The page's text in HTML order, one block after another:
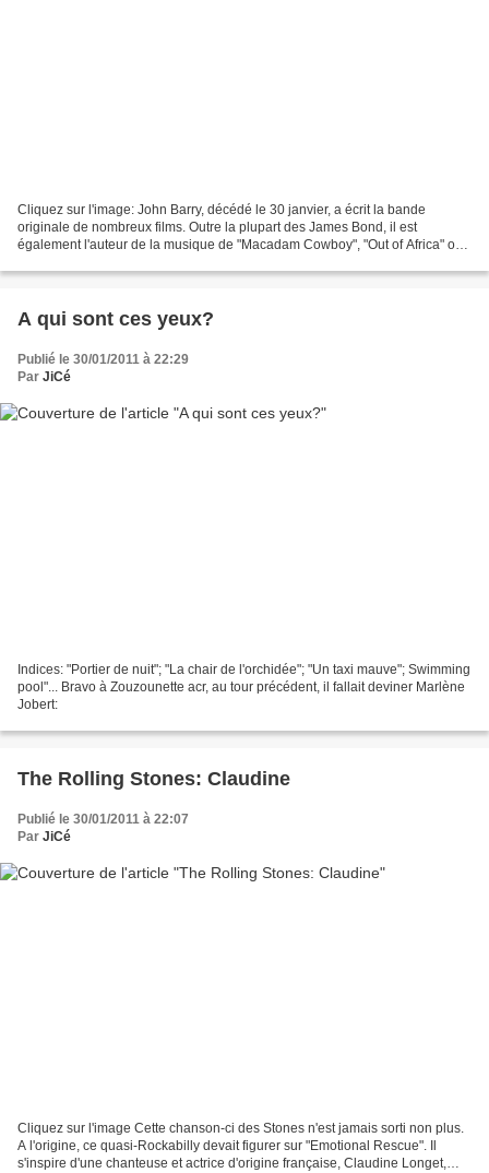
Cliquez sur l'image: John Barry, décédé le 30 janvier, a écrit la bande
originale de nombreux films. Outre la plupart des James Bond, il est
également l'auteur de la musique de "Macadam Cowboy", "Out of Africa" ou
A qui sont ces yeux?
Publié le 30/01/2011 à 22:29
Par JiCé
Indices: "Portier de nuit"; "La chair de l'orchidée"; "Un taxi mauve"; Swimming
pool"... Bravo à Zouzounette acr, au tour précédent, il fallait deviner Marlène
Jobert:
The Rolling Stones: Claudine
Publié le 30/01/2011 à 22:07
Par JiCé
Cliquez sur l'image Cette chanson-ci des Stones n'est jamais sorti non plus.
A l'origine, ce quasi-Rockabilly devait figurer sur "Emotional Rescue". Il
s'inspire d'une chanteuse et actrice d'origine française, Claudine Longet,